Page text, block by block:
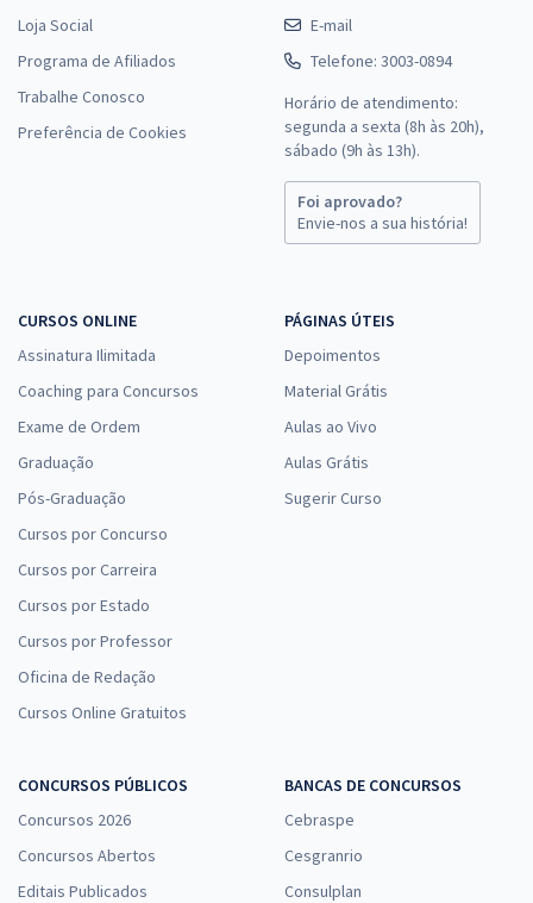
Loja Social
Programa de Afiliados
Trabalhe Conosco
Preferência de Cookies
E-mail
Telefone: 3003-0894
Horário de atendimento:
segunda a sexta (8h às 20h),
sábado (9h às 13h).
Foi aprovado?
Envie-nos a sua história!
CURSOS ONLINE
Assinatura Ilimitada
Coaching para Concursos
Exame de Ordem
Graduação
Pós-Graduação
Cursos por Concurso
Cursos por Carreira
Cursos por Estado
Cursos por Professor
Oficina de Redação
Cursos Online Gratuitos
PÁGINAS ÚTEIS
Depoimentos
Material Grátis
Aulas ao Vivo
Aulas Grátis
Sugerir Curso
CONCURSOS PÚBLICOS
Concursos 2026
Concursos Abertos
Editais Publicados
BANCAS DE CONCURSOS
Cebraspe
Cesgranrio
Consulplan